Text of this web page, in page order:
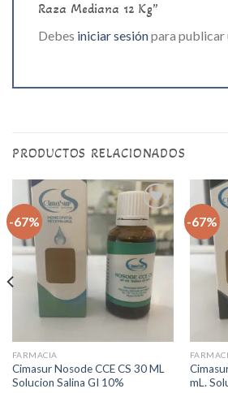
Raza Mediana 12 Kg”
Debes iniciar sesiónpara publicar
PRODUCTOS RELACIONADOS
-67%
Agregar
a la lista
de
deseos
FARMACIA
Cimasur Nosode CCE CS 30 ML
Solucion Salina GI 10%
-67%
mL.